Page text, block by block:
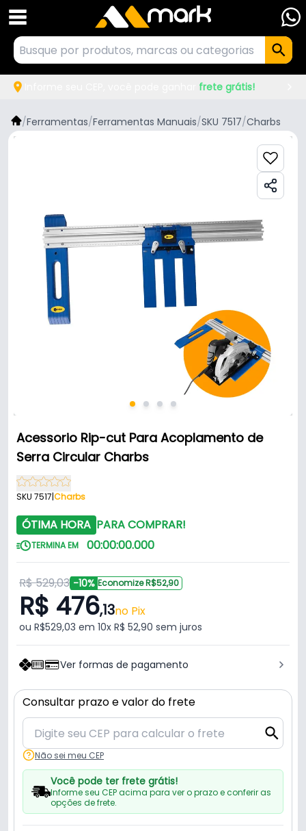
frete grátis!
/Ferramentas/Ferramentas Manuais/SKU 7517/Charbs
Acessorio Rip-cut Para Acoplamento de
Serra Circular Charbs
SKU 7517|Charbs
ÓTIMA HORA PARA COMPRAR!
TERMINA EM 00:00:00.000
R$ 529,03 -10% Economize R$52,90
R$ 476,13no Pix
ou R$529,03 em 10x R$ 52,90 sem juros
Ver formas de pagamento
Consultar prazo e valor do frete
Não sei meu CEP
Você pode ter frete grátis!
Informe seu CEP acima para ver o prazo e conferir as
opções de frete.